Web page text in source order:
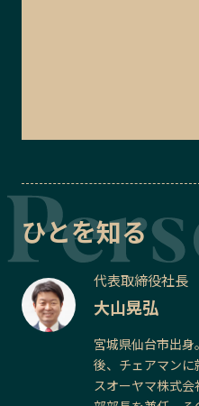
ひとを知る
代表取締役社長
大山晃弘
宮城県仙台市出身
後、チェアマンに
スオーヤマ株式